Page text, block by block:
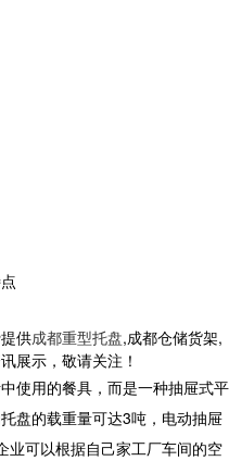
供成都重型托盘,成都仓储货架,
展示，敬请关注！
使用的餐具，而是一种抽屉式平
盘的载重量可达3吨，电动抽屉
业可以根据自己家工厂车间的空